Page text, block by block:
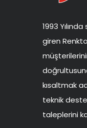
1993
giren
kısaltmak
teknik
taleplerini